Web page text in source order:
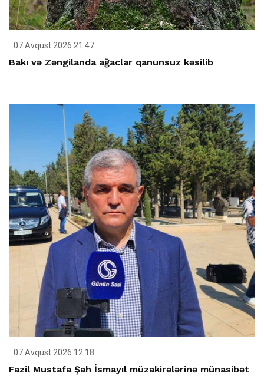
07 Avqust 2026 21:47
Bakı və Zəngilanda ağaclar qanunsuz kəsilib
07 Avqust 2026 12:18
Fazil Mustafa Şah İsmayıl müzakirələrinə münasibət